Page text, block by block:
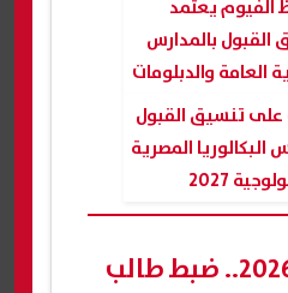
الفيوم يعتمد
القبول بالمدارس
العامة والدبلومات
تنسيق القبول
البكالوريا المصرية
والتكنولوجية 2027
الثانوية العامة 2026.. ضبط طالب